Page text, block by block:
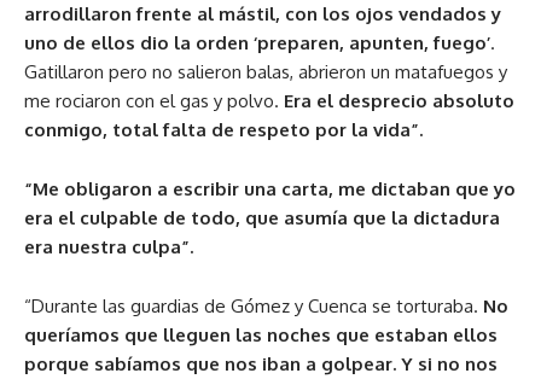
arrodillaron frente al mástil, con los ojos vendados y
uno de ellos dio la orden ‘preparen, apunten, fuego’.
Gatillaron pero no salieron balas, abrieron un matafuegos y
me rociaron con el gas y polvo. Era el desprecio absoluto
conmigo, total falta de respeto por la vida”.
“Me obligaron a escribir una carta, me dictaban que yo
era el culpable de todo, que asumía que la dictadura
era nuestra culpa”.
“Durante las guardias de Gómez y Cuenca se torturaba. No
queríamos que lleguen las noches que estaban ellos
porque sabíamos que nos iban a golpear. Y si no nos